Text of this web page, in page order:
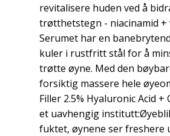
revitalisere huden ved å
trøtthetstegn - niacinamid +
Serumet har en
kuler i rustfritt stål for å
trøtte øyne. Med den
forsiktig massere hele
Filler 2.5% Hyaluronic Acid
et uavhengig
fuktet, øynene ser freshere